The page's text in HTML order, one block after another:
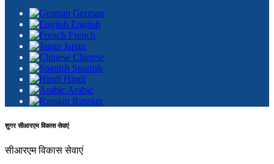
German
English
French
Japan
Chinese
Spanish
Hindi
Arabic
Russian
शुगर सीआरएम विकास सेवाएं
सीआरएम विकास सेवाएं